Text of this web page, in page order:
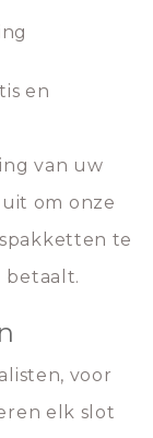
en
van uw
om onze
te
betaalt.
voor
elk slot